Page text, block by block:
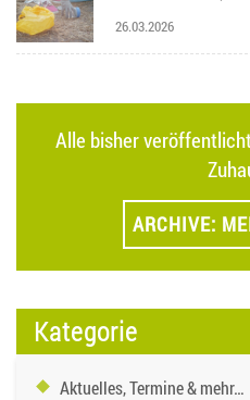
26.03.2026
Alle bisher
ARCHIVE:
Kategorie
Aktuelles, Termine & mehr…